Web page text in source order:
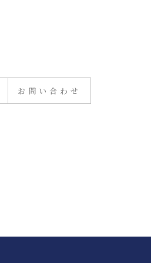
お問い合わせ